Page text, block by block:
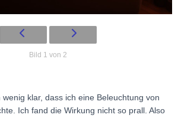
Bild 1 von 2
klar, dass ich eine Beleuchtung von
Ich fand die Wirkung nicht so prall. Also